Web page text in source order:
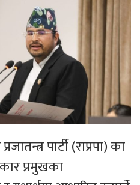
पार्टी (राप्रपा) का
प्रमुखका